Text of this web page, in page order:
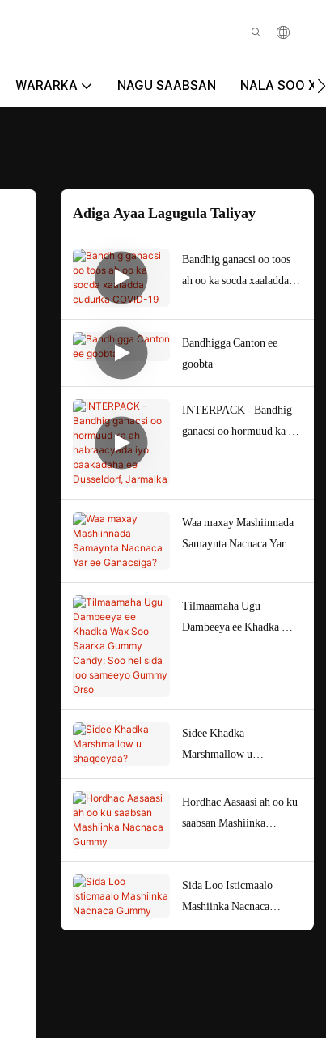
WARARKA NAGU SAABSAN NALA SOO
Adiga Ayaa Lagugula Taliyay
Bandhig ganacsi oo toos
ah oo ka socda xaaladda
Bandhigga Canton ee
goobta
INTERPACK - Bandhig
ganacsi oo hormuud ka ah
Waa maxay Mashiinnada
Samaynta Nacnaca Yar ee
Tilmaamaha Ugu
Dambeeya ee Khadka Wax
Sidee Khadka
Marshmallow u
Hordhac Aasaasi ah oo ku
saabsan Mashiinka
Sida Loo Isticmaalo
Mashiinka Nacnaca